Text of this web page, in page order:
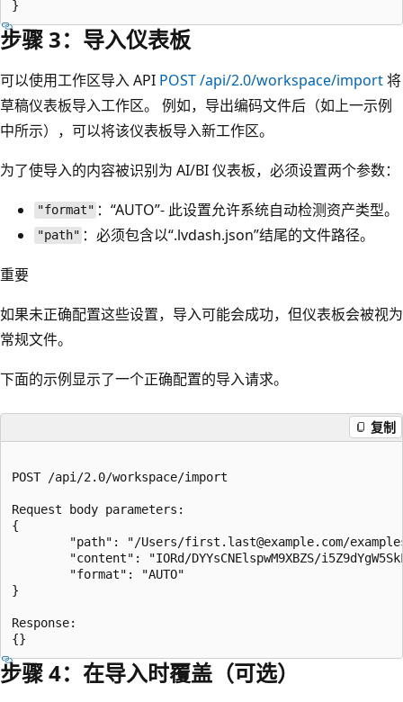
步骤 3：导入仪表板
可以使用工作区导入 API POST /api/2.0/workspace/import将
草稿仪表板导入工作区。 例如，导出编码文件后（如上一示例
中所示），可以将该仪表板导入新工作区。
为了使导入的内容被识别为 AI/BI 仪表板，必须设置两个参数：
"format" ：“AUTO”- 此设置允许系统自动检测资产类型。
"path" ：必须包含以“.lvdash.json”结尾的文件路径。
重要
如果未正确配置这些设置，导入可能会成功，但仪表板会被视为
常规文件。
下面的示例显示了一个正确配置的导入请求。
复制
POST /api/2.0/workspace/import
Request body parameters:
{
"path": "/Users/first.last@example.com/
"content": "IORd/DYYsCNElspwM9XBZS/
        "format": "AUTO"
}
Response:
步骤 4：在导入时覆盖（可选）